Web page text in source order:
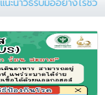
อง|แนะนำวิธีรับ